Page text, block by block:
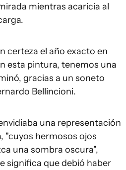
mientras acaricia al
certeza el año exacto en
esta pintura, tenemos una
gracias a un soneto
Bellincioni.
una representación
"cuyos hermosos ojos
una sombra oscura",
significa que debió haber